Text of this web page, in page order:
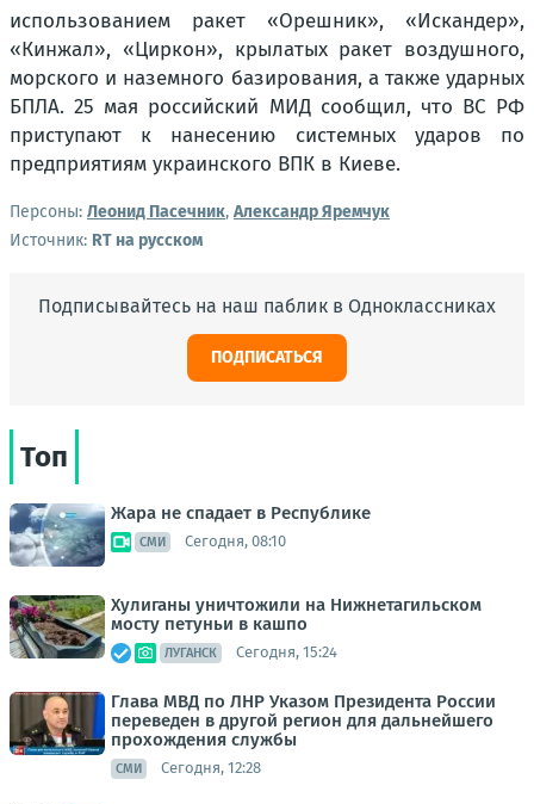
использованием ракет «Орешник», «Искандер»,
«Кинжал», «Циркон», крылатых ракет воздушного,
морского и наземного базирования, а также ударных
БПЛА. 25 мая российский МИД сообщил, что ВС РФ
приступают к нанесению системных ударов по
предприятиям украинского ВПК в Киеве.
Персоны: Леонид Пасечник, Александр Яремчук
Источник: RT на русском
Подписывайтесь на наш паблик в Одноклассниках
ПОДПИСАТЬСЯ
Топ
Жара не спадает в Республике
СМИ Сегодня, 08:10
Хулиганы уничтожили на Нижнетагильском
мосту петуньи в кашпо
ЛУГАНСК Сегодня, 15:24
Глава МВД по ЛНР Указом Президента России
переведен в другой регион для дальнейшего
прохождения службы
СМИ Сегодня, 12:28